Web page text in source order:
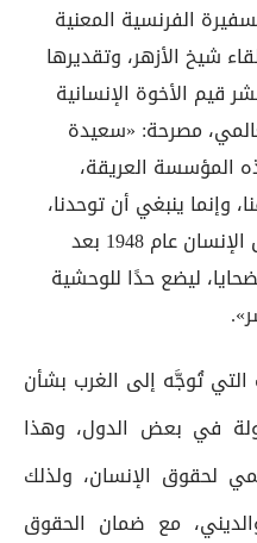
الفرنسية المعنية
شيخ الأزهر، وتقديرها
قيم الأخوة الإنسانية
مصرحة: «سعيدة
المؤسسة العريقة،
وإنما ينبغي أن توحدنا،
وقد جاء الإعلان العالمي لحقوق الإنسان عام 1948 بعد
ليضع حدًا للوحشية
التي تُوجَّه إلى الغرب بشأن
في بعض الدول، وهذا
لحقوق الإنسان، ولذلك
مع ضمان الحقوق